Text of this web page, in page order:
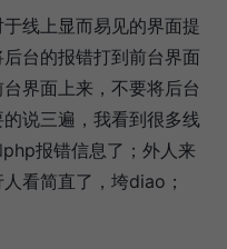
线上显而易见的界面提
台的报错打到前台界面
界面上来，不要将后台
说三遍，我看到很多线
报错信息了；外人来
看简直了，垮diao；